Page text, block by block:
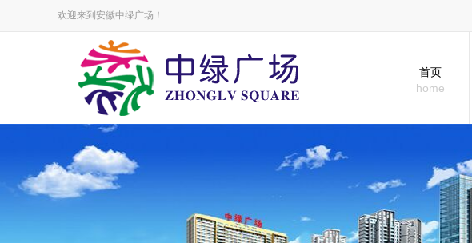
欢迎来到安徽中绿广场！
首页
home